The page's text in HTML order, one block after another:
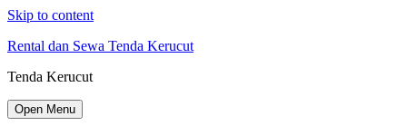
Skip to content
Rental dan Sewa Tenda Kerucut
Tenda Kerucut
Open Menu